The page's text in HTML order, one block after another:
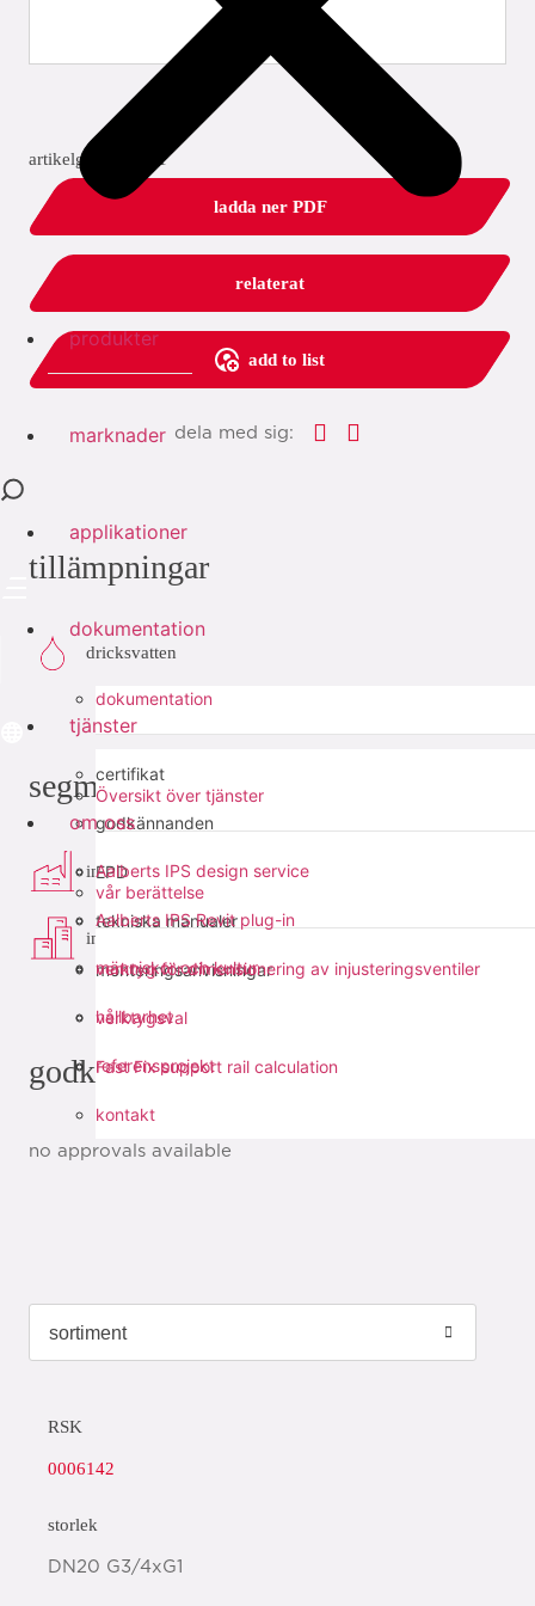
produkter
marknader
applikationer
dokumentation
dokumentation
certifikat
godkännanden
EPD
tekniska manualer
monteringsanvisningar
tjänster
Översikt över tjänster
Aalberts IPS design service
Aalberts IPS Revit plug-in
verktyg för dimensionering av injusteringsventiler
verktygsval
Fast Fix support rail calculation
om oss
vår berättelse
människor och kultur
hållbarhet
referensprojekt
kontakt
artikelgrupp: 2001
ladda ner PDF
relaterat
add to list
dela med sig:
tillämpningar
dricksvatten
segment
industri
infra
godkännanden
no approvals available
RSK
0006142
storlek
DN20 G3/4xG1